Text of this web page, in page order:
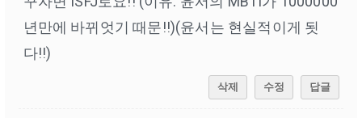
년만에 바뀌엇기 때문!!)(윤서는 현실적이게 됫
다!!)
삭제 수정 답글